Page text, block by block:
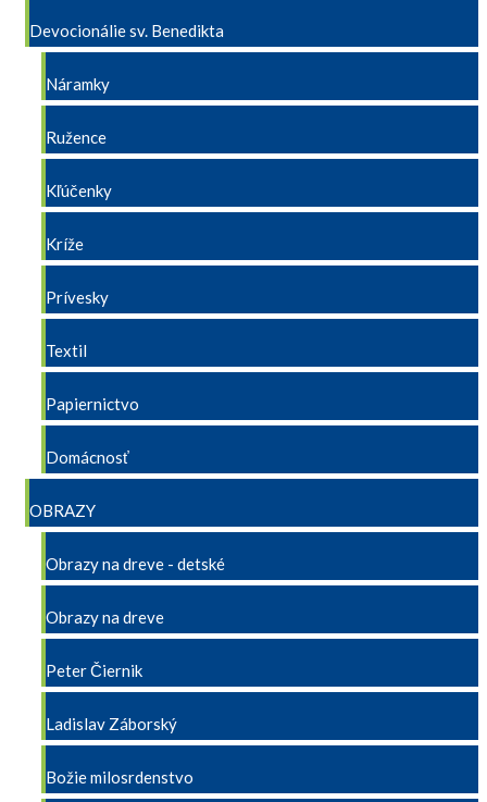
Devocionálie sv. Benedikta
Náramky
Ružence
Kľúčenky
Kríže
Prívesky
Textil
Papiernictvo
Domácnosť
OBRAZY
Obrazy na dreve - detské
Obrazy na dreve
Peter Čiernik
Ladislav Záborský
Božie milosrdenstvo